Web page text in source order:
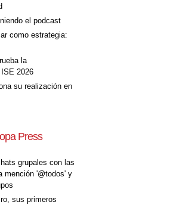
el podcast
como estrategia:
la
2026
su realización en
Press
grupales con las
mención '@todos' y
sus primeros